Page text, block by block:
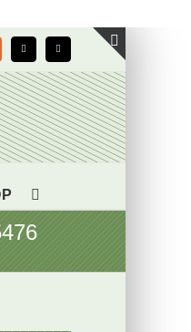
X Email
Toggle
area
barra
scorrevole